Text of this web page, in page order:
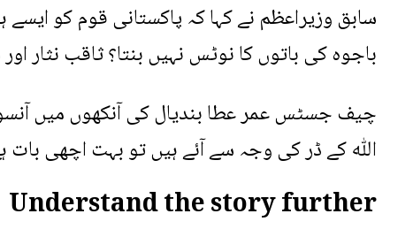
سابق وزیراعظم نے کہا کہ پاکستانی قوم کو ایسے
باجوہ کی باتوں کا نوٹس نہیں بنتا؟ ثاقب نثار
چیف جسٹس عمر عطا بندیال کی آنکھوں میں آنسو
اللّٰه کے ڈر کی وجہ سے آئے ہیں تو بہت اچھی بات
Understand the story further